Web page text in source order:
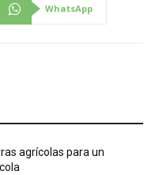
WhatsApp
agrícolas para un